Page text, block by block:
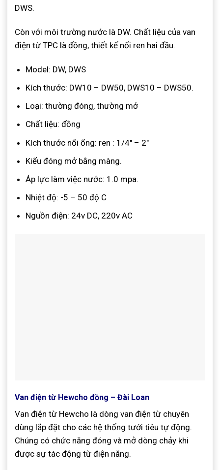
DWS.
Còn với môi trường nước là DW. Chất liệu của van
điện từ TPC là đồng, thiết kế nối ren hai đầu.
Model: DW, DWS
Kích thước: DW10 – DW50, DWS10 – DWS50.
Loại: thường đóng, thường mở
Chất liệu: đồng
Kích thước nối ống: ren : 1/4″ – 2″
Kiểu đóng mở bằng màng.
Áp lực làm việc nước: 1.0 mpa.
Nhiệt độ: -5 – 50 độ C
Nguồn điện: 24v DC, 220v AC
Van điện từ Hewcho đồng – Đài Loan
Van điện từ Hewcho là dòng van điện từ chuyên
dùng lắp đặt cho các hệ thống tưới tiêu tự động.
Chúng có chức năng đóng và mở dòng chảy khi
được sự tác động từ điện năng.